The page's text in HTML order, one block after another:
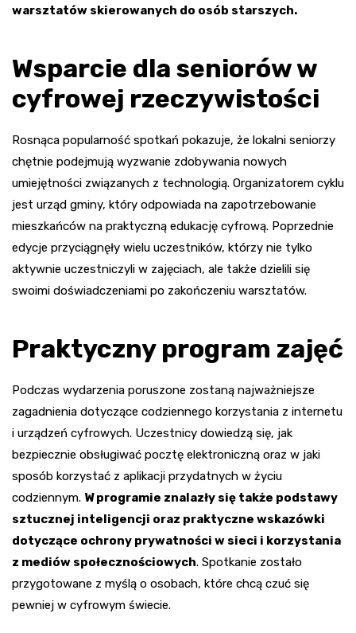
warsztatów skierowanych do osób starszych.
Wsparcie dla seniorów w
cyfrowej rzeczywistości
Rosnąca popularność spotkań pokazuje, że lokalni seniorzy
chętnie podejmują wyzwanie zdobywania nowych
umiejętności związanych z technologią. Organizatorem cyklu
jest urząd gminy, który odpowiada na zapotrzebowanie
mieszkańców na praktyczną edukację cyfrową. Poprzednie
edycje przyciągnęły wielu uczestników, którzy nie tylko
aktywnie uczestniczyli w zajęciach, ale także dzielili się
swoimi doświadczeniami po zakończeniu warsztatów.
Praktyczny program zajęć
Podczas wydarzenia poruszone zostaną najważniejsze
zagadnienia dotyczące codziennego korzystania z internetu
i urządzeń cyfrowych. Uczestnicy dowiedzą się, jak
bezpiecznie obsługiwać pocztę elektroniczną oraz w jaki
sposób korzystać z aplikacji przydatnych w życiu
codziennym. W programie znalazły się także podstawy
sztucznej inteligencji oraz praktyczne wskazówki
dotyczące ochrony prywatności w sieci i korzystania
z mediów społecznościowych. Spotkanie zostało
przygotowane z myślą o osobach, które chcą czuć się
pewniej w cyfrowym świecie.